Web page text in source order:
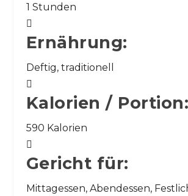
1 Stunden

Ernährung:
Deftig, traditionell

Kalorien / Portion:
590 Kalorien

Gericht für:
Mittagessen, Abendessen,